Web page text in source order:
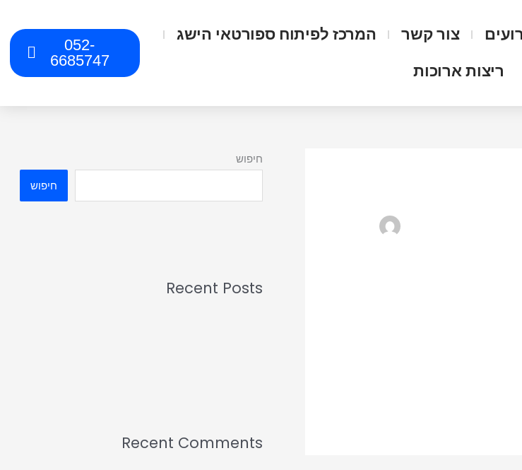
צור קשר המרכז לפיתוח ספורטאי הישג
ריצות ארוכות
052-
6685747
חיפוש
חיפוש
Recent Posts
Recent Comments